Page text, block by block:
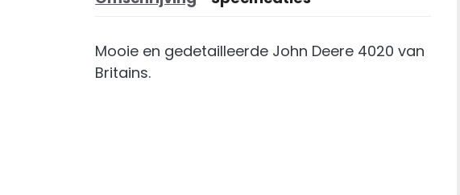
Mooie en gedetailleerde John Deere 4020 van
Britains.